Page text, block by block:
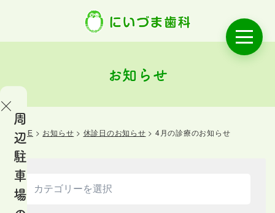
周
辺
駐
車
場
お知らせ
HOME > お知らせ > 休診日のお知らせ > 4月の診療のお知らせ